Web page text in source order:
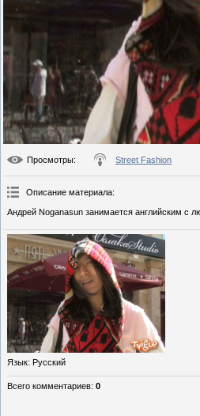
Просмотры: Street Fashion
Описание материала:
Андрей Noganasun занимается английским
Язык: Русский
Всего комментариев: 0